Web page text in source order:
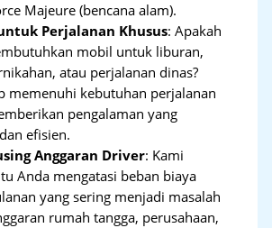
Majeure (bencana alam).
Perjalanan Khusus: Apakah
mobil untuk liburan,
atau perjalanan dinas?
memenuhi kebutuhan perjalanan
pengalaman yang
efisien.
Anggaran Driver: Kami
Anda mengatasi beban biaya
yang sering menjadi masalah
rumah tangga, perusahaan,